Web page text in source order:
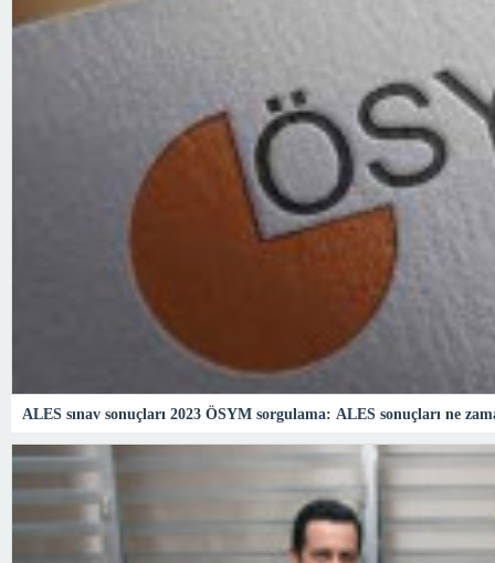
ALES sınav sonuçları 2023 ÖSYM sorgulama: ALES sonuçları ne